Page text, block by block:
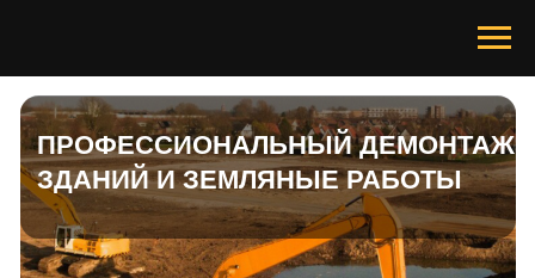
ПРОФЕССИОНАЛЬНЫЙ ДЕМОНТАЖ
ЗДАНИЙ И ЗЕМЛЯНЫЕ РАБОТЫ